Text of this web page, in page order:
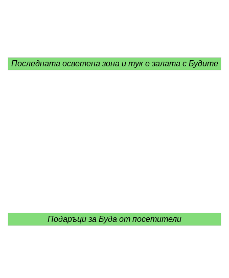
Последната осветена зона и тук е залата с Будите
Подаръци за Буда от посетители